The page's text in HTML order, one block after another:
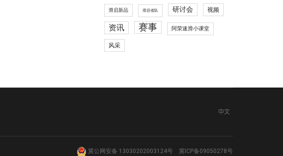
滑启新品 滑启省队 研讨会 视频
资讯 赛事 阿荣速滑小课堂
风采
中文
冀公网安备 13030202003124号 冀ICP备09050278号